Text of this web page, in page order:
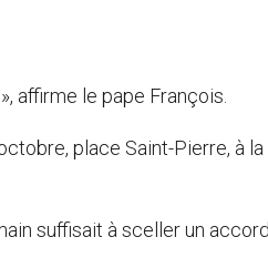
affirme le pape François.
place Saint-Pierre, à
suffisait à sceller un